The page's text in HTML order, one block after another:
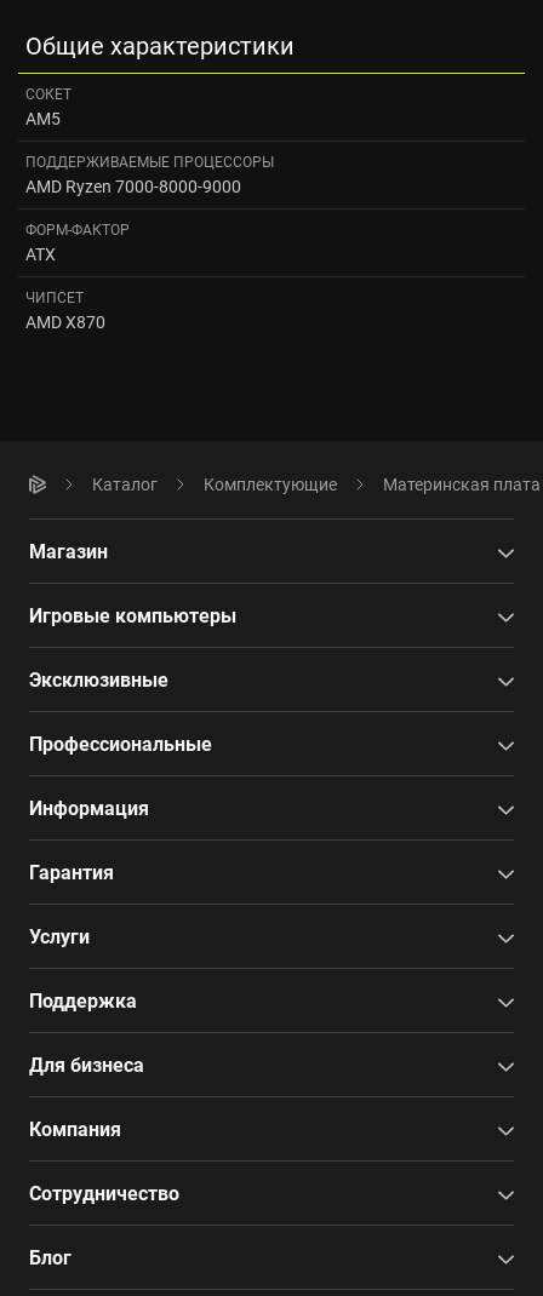
Общие характеристики
СОКЕТ
AM5
ПОДДЕРЖИВАЕМЫЕ ПРОЦЕССОРЫ
AMD Ryzen 7000-8000-9000
ФОРМ-ФАКТОР
ATX
ЧИПСЕТ
AMD X870
Каталог Комплектующие Материнская плата
Магазин
Игровые компьютеры
Эксклюзивные
Профессиональные
Информация
Гарантия
Услуги
Поддержка
Для бизнеса
Компания
Сотрудничество
Блог